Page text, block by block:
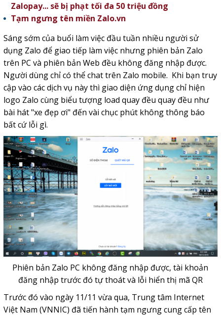
Zalopay... sẽ bị phạt tối đa 50 triệu đồng
Tạm ngưng tên miền Zalo.vn
Sáng sớm của buổi làm việc đầu tuần nhiều người sử
dụng Zalo để giao tiếp làm việc nhưng phiên bản Zalo
trên PC và phiên bản Web đều không đăng nhập được.
Người dùng chỉ có thể chat trên Zalo mobile. Khi bạn truy
cập vào các dịch vụ này thì giao diện ứng dụng chỉ hiện
logo Zalo cùng biểu tượng load quay đều quay đều như
bài hát "xe đẹp ơi" đến vài chục phút không thông báo
bất cứ lỗi gì.
Phiên bản Zalo PC không đăng nhập được, tài khoản
đăng nhập trước đó tự thoát và lỗi hiển thị mã QR
Trước đó vào ngày 11/11 vừa qua, Trung tâm Internet
Việt Nam (VNNIC) đã tiến hành tạm ngưng cung cấp tên